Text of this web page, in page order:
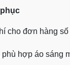
cho đơn hàng
phù hợp áo sáng